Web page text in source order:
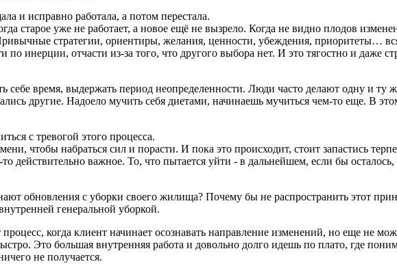
и исправно работала, а потом перестала.
старое уже не работает, а новое ещё не вызрело. Когда не видно плодов
стратегии, ориентиры, желания, ценности, убеждения, приоритеты…
по инерции, отчасти из-за того, что другого выбора нет. И это тягостно и даже
себе время, выдержать период неопределенности. Люди часто делают одну и
другие. Надоело мучить себя диетами, начинаешь мучиться чем-то еще. В
с тревогой этого процесса.
чтобы набраться сил и порасти. И пока это происходит, стоит запастись
действительно важное. То, что пытается уйти - в дальнейшем, если бы
обновления с уборки своего жилища? Почему бы не распространить этот
генеральной уборкой.
когда клиент начинает осознавать направление изменений, но еще не
Это большая внутренняя работа и довольно долго идешь по плато, где
не получается.